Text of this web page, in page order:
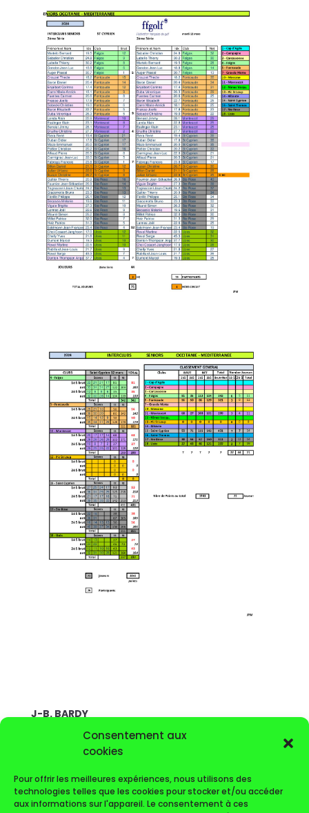
Consentement aux
cookies
Pour offrir les meilleures expériences, nous utilisons des
technologies telles que les cookies pour stocker et/ou accéder
aux informations sur l'appareil. Le consentement à ces
J-B. BARDY
Capitainede l'équipe des Seniors 1 en
INTERCLUBS Régionaux